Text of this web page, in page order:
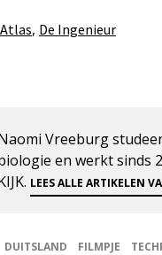
, De Ingenieur
Vreeburg
en werkt sinds
LEES ALLE ARTIKELEN
DUITSLAND FILMPJE